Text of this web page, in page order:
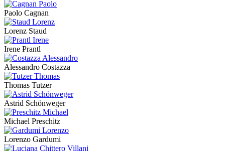
Paolo Cagnan
Lorenz Staud
Irene Prantl
Alessandro Costazza
Thomas Tutzer
Astrid Schönweger
Michael Preschitz
Lorenzo Gardumi